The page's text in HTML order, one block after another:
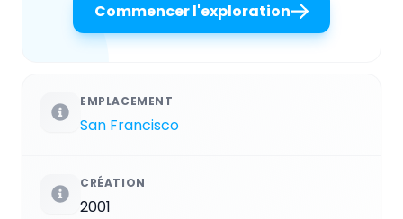
Commencer l'exploration
EMPLACEMENT
San Francisco
CRÉATION
2001